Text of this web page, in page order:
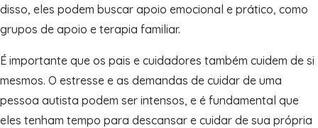
disso, eles podem buscar apoio emocional e prático, como
grupos de apoio e terapia familiar.
É importante que os pais e cuidadores também cuidem de si
mesmos. O estresse e as demandas de cuidar de uma
pessoa autista podem ser intensos, e é fundamental que
eles tenham tempo para descansar e cuidar de sua própria